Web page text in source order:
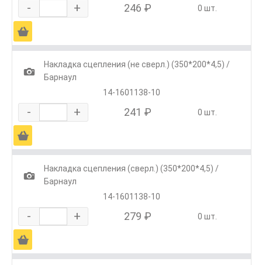
- + 246 ₽ 0 шт.
Ä
1
Накладка сцепления (не сверл.) (350*200*4,5) /
Барнаул
14-1601138-10
- + 241 ₽ 0 шт.
Ä
1
Накладка сцепления (сверл.) (350*200*4,5) /
Барнаул
14-1601138-10
- + 279 ₽ 0 шт.
Ä